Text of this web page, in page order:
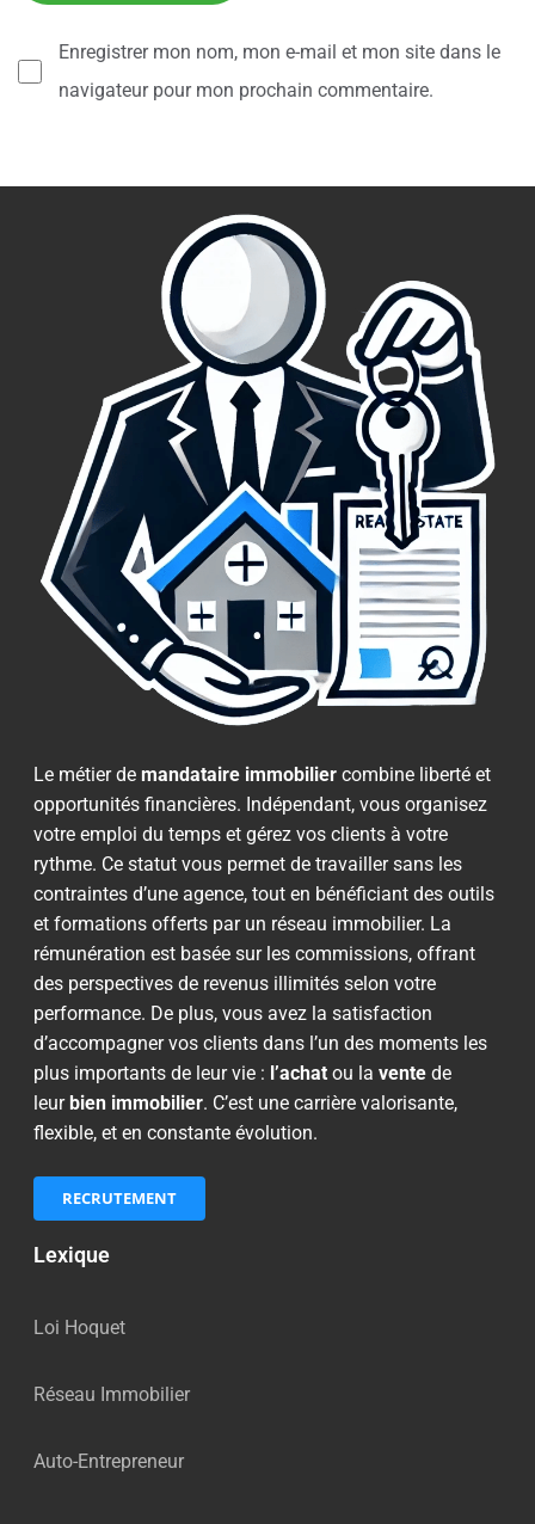
Enregistrer mon nom, mon e-mail et mon site dans le
navigateur pour mon prochain commentaire.
Le métier de mandataire immobiliercombine liberté et
opportunités financières. Indépendant, vous organisez
votre emploi du temps et gérez vos clients à votre
rythme. Ce statut vous permet de travailler sans les
contraintes d’une agence, tout en bénéficiant des outils
et formations offerts par un réseau immobilier. La
rémunération est basée sur les commissions, offrant
des perspectives de revenus illimités selon votre
performance. De plus, vous avez la satisfaction
d’accompagner vos clients dans l’un des moments les
plus importants de leur vie : l’achat ou la vente de
leur bien immobilier. C’est une carrière valorisante,
flexible, et en constante évolution.
RECRUTEMENT
Lexique
Loi Hoquet
Réseau Immobilier
Auto-Entrepreneur